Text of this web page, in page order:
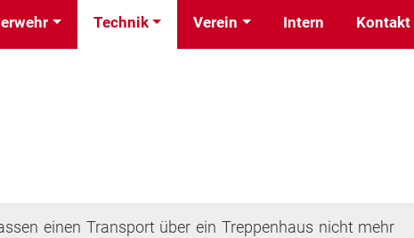
Technik Verein Intern Kontakt
einen Transport über ein Treppenhaus nicht mehr